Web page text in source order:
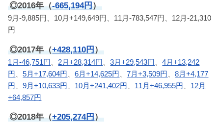
◎2016年（-665,194円）
9月-9,885円、10月+149,649円、11月-783,547円、12月-21,310
円
◎2017年（+428,110円）
1月-46,751円 2月+28,314円 、3月+29,543円 、4月+13,242
円
、5月+17,604円 、6月+14,625円 、7月+3,509円 、8月+4,177
円
、9月+10,633円 10月+241,402円 11月+46,955円
12月
+64,857円
◎2018年（+205,274円）